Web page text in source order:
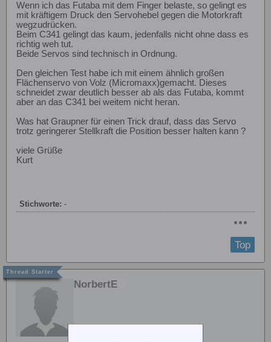
Wenn ich das Futaba mit dem Finger belaste, so gelingt es
mit kräftigem Druck den Servohebel gegen die Motorkraft
wegzudrücken.
Beim C341 gelingt das kaum, jedenfalls nicht ohne dass es
richtig weh tut.
Beide Servos sind technisch in Ordnung.
Den gleichen Test habe ich mit einem ähnlich großen
Flächenservo von Volz (Micromaxx)gemacht. Dieses
schneidet zwar deutlich besser ab als das Futaba, kommt
aber an das C341 bei weitem nicht heran.
Was hat Graupner für einen Trick drauf, dass das Servo
trotz geringerer Stellkraft die Position besser halten kann ?
viele Grüße
Kurt
Stichworte: -
Top
NorbertE